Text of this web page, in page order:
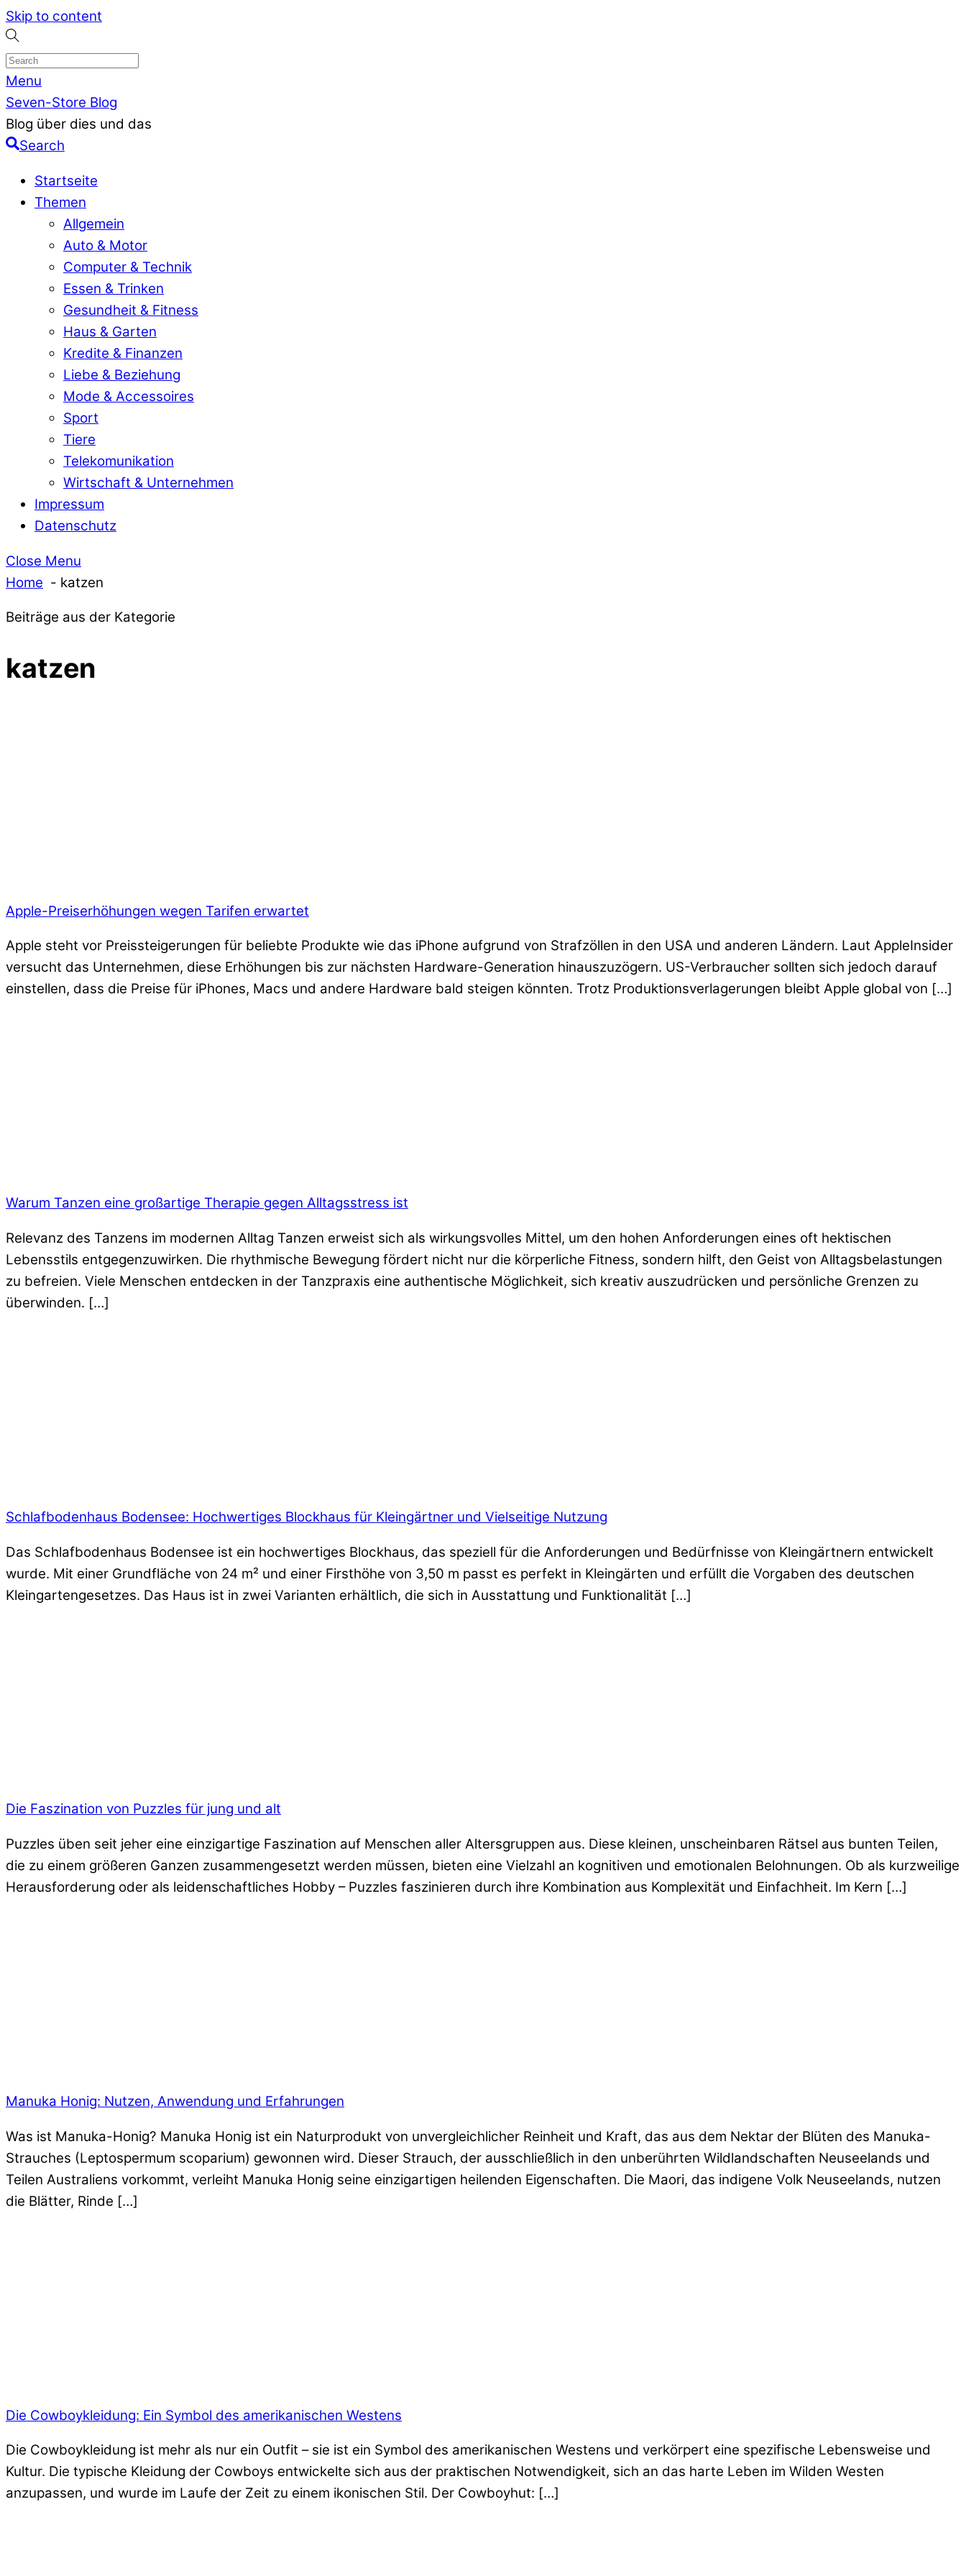
Skip to content
Menu
Seven-Store Blog
Blog über dies und das
Search
Startseite
Themen
Allgemein
Auto & Motor
Computer & Technik
Essen & Trinken
Gesundheit & Fitness
Haus & Garten
Kredite & Finanzen
Liebe & Beziehung
Mode & Accessoires
Sport
Tiere
Telekomunikation
Wirtschaft & Unternehmen
Impressum
Datenschutz
Close Menu
Home
katzen
Beiträge aus der Kategorie
katzen
Apple-Preiserhöhungen wegen Tarifen erwartet
Apple steht vor Preissteigerungen für beliebte Produkte wie das iPhone aufgrund von Strafzöllen in den USA und anderen Ländern. Laut AppleInsider
versucht das Unternehmen, diese Erhöhungen bis zur nächsten Hardware-Generation hinauszuzögern. US-Verbraucher sollten sich jedoch darauf
einstellen, dass die Preise für iPhones, Macs und andere Hardware bald steigen könnten. Trotz Produktionsverlagerungen bleibt Apple global von […]
Warum Tanzen eine großartige Therapie gegen Alltagsstress ist
Relevanz des Tanzens im modernen Alltag Tanzen erweist sich als wirkungsvolles Mittel, um den hohen Anforderungen eines oft hektischen
Lebensstils entgegenzuwirken. Die rhythmische Bewegung fördert nicht nur die körperliche Fitness, sondern hilft, den Geist von Alltagsbelastungen
zu befreien. Viele Menschen entdecken in der Tanzpraxis eine authentische Möglichkeit, sich kreativ auszudrücken und persönliche Grenzen zu
überwinden. […]
Schlafbodenhaus Bodensee: Hochwertiges Blockhaus für Kleingärtner und Vielseitige Nutzung
Das Schlafbodenhaus Bodensee ist ein hochwertiges Blockhaus, das speziell für die Anforderungen und Bedürfnisse von Kleingärtnern entwickelt
wurde. Mit einer Grundfläche von 24 m² und einer Firsthöhe von 3,50 m passt es perfekt in Kleingärten und erfüllt die Vorgaben des deutschen
Kleingartengesetzes. Das Haus ist in zwei Varianten erhältlich, die sich in Ausstattung und Funktionalität […]
Die Faszination von Puzzles für jung und alt
Puzzles üben seit jeher eine einzigartige Faszination auf Menschen aller Altersgruppen aus. Diese kleinen, unscheinbaren Rätsel aus bunten Teilen,
die zu einem größeren Ganzen zusammengesetzt werden müssen, bieten eine Vielzahl an kognitiven und emotionalen Belohnungen. Ob als kurzweilige
Herausforderung oder als leidenschaftliches Hobby – Puzzles faszinieren durch ihre Kombination aus Komplexität und Einfachheit. Im Kern […]
Manuka Honig: Nutzen, Anwendung und Erfahrungen
Was ist Manuka-Honig? Manuka Honig ist ein Naturprodukt von unvergleichlicher Reinheit und Kraft, das aus dem Nektar der Blüten des Manuka-
Strauches (Leptospermum scoparium) gewonnen wird. Dieser Strauch, der ausschließlich in den unberührten Wildlandschaften Neuseelands und
Teilen Australiens vorkommt, verleiht Manuka Honig seine einzigartigen heilenden Eigenschaften. Die Maori, das indigene Volk Neuseelands, nutzen
die Blätter, Rinde […]
Die Cowboykleidung: Ein Symbol des amerikanischen Westens
Die Cowboykleidung ist mehr als nur ein Outfit – sie ist ein Symbol des amerikanischen Westens und verkörpert eine spezifische Lebensweise und
Kultur. Die typische Kleidung der Cowboys entwickelte sich aus der praktischen Notwendigkeit, sich an das harte Leben im Wilden Westen
anzupassen, und wurde im Laufe der Zeit zu einem ikonischen Stil. Der Cowboyhut: […]